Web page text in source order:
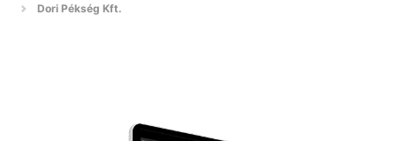
Dori Pékség Kft.